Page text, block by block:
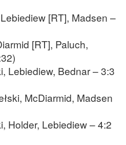
[RT], Madsen –
[RT], Paluch,
Lebiediew, Bednar – 3:3
McDiarmid, Madsen
Holder, Lebiediew – 4:2